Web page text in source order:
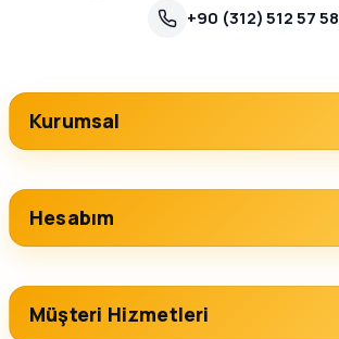
+90 (312) 512 57 58
Kurumsal
Hesabım
Müşteri Hizmetleri